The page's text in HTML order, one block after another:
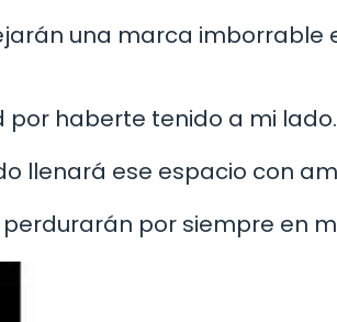
una marca imborrable
por haberte tenido a mi
llenará ese espacio con
por siempre en